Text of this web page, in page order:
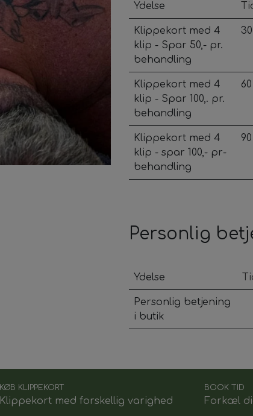
Ydelse
Klippekort med 4
klip - Spar 50,- pr.
behandling
Klippekort med 4
klip - Spar 100,. pr.
behandling
Klippekort med 4
klip - spar 100,- pr-
behandling
Personlig
Ydelse
Personlig betjening
i butik
KØB KLIPPEKORT
Klippekort med forskellig varighed
BOOK TID
Forkæl